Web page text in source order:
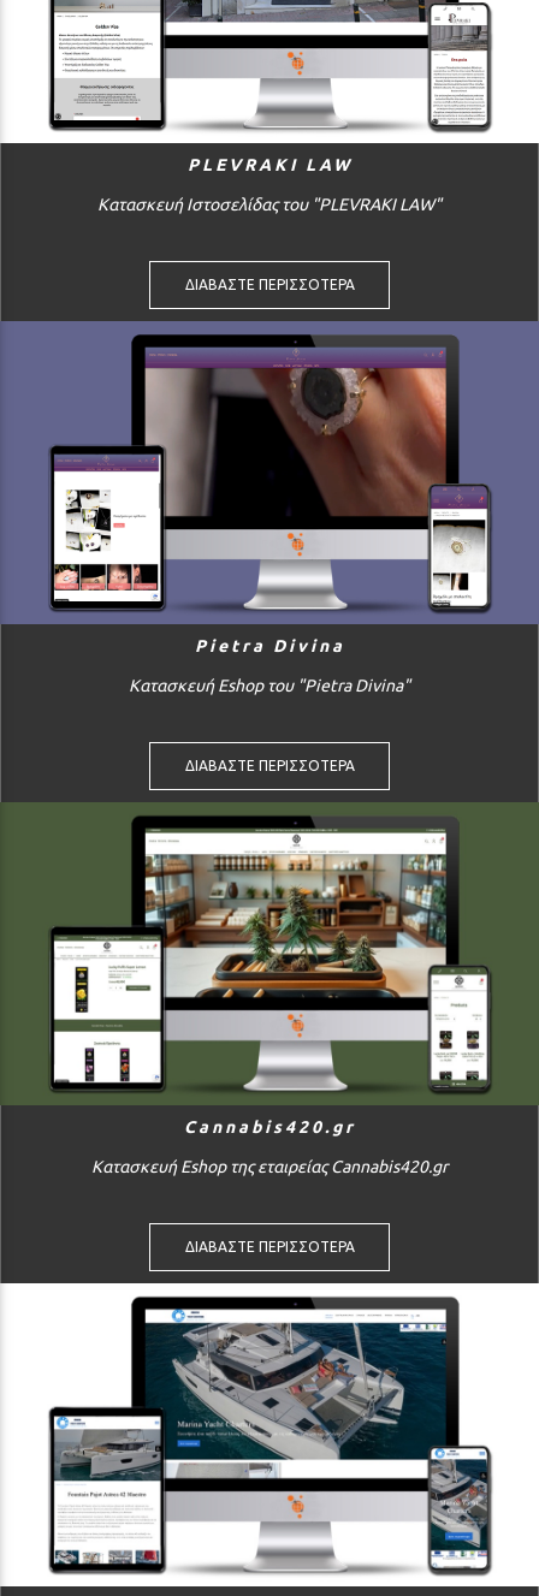
PLEVRAKI LAW
Κατασκευή Ιστοσελίδας του "PLEVRAKI LAW"
ΔΙΑΒΑΣΤΕ ΠΕΡΙΣΣΟΤΕΡΑ
Pietra Divina
Κατασκευή Eshop του "Pietra Divina"
ΔΙΑΒΑΣΤΕ ΠΕΡΙΣΣΟΤΕΡΑ
Cannabis420.gr
Κατασκευή Eshop της εταιρείας Cannabis420.gr
ΔΙΑΒΑΣΤΕ ΠΕΡΙΣΣΟΤΕΡΑ